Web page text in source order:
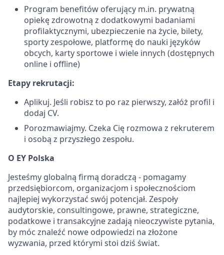
Program benefitów oferujący m.in. prywatną
opiekę zdrowotną z dodatkowymi badaniami
profilaktycznymi, ubezpieczenie na życie, bilety,
sporty zespołowe, platformę do nauki języków
obcych, karty sportowe i wiele innych (dostępnych
online i offline)
Etapy rekrutacji:
Aplikuj. Jeśli robisz to po raz pierwszy, załóż profil i
dodaj CV.
Porozmawiajmy. Czeka Cię rozmowa z rekruterem
i osobą z przyszłego zespołu.
O EY Polska
Jesteśmy globalną firmą doradczą - pomagamy
przedsiębiorcom, organizacjom i społecznościom
najlepiej wykorzystać swój potencjał. Zespoły
audytorskie, consultingowe, prawne, strategiczne,
podatkowe i transakcyjne zadają nieoczywiste pytania,
by móc znaleźć nowe odpowiedzi na złożone
wyzwania, przed którymi stoi dziś świat.